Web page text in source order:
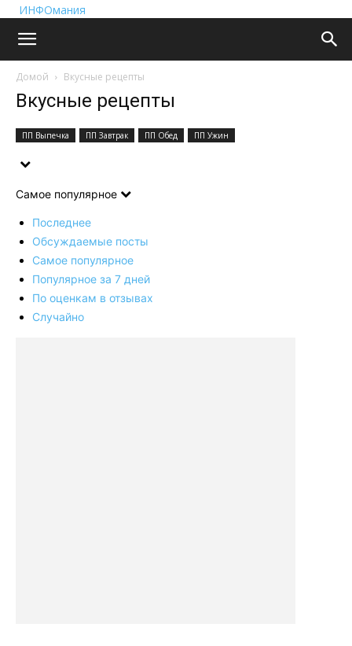
ИНФОмания
Домой Вкусные рецепты
Вкусные рецепты
ПП Выпечка ПП Завтрак ПП Обед ПП Ужин
Самое популярное
Последнее
Обсуждаемые посты
Самое популярное
Популярное за 7 дней
По оценкам в отзывах
Случайно